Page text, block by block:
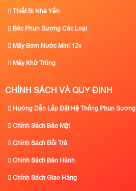
Thiết Bị Nhà Yến
Béc Phun Sương Các Loại
Máy Bơm Nước Mini 12v
Máy Khử Trùng
CHÍNH SÁCH VÀ QUY ĐỊNH
Hướng Dẫn Lắp Đặt Hệ Thống Phun Sương
Chính Sách Bảo Mật
Chính Sách Đổi Trả
Chính Sách Bảo Hành
Chính Sách Giao Hàng